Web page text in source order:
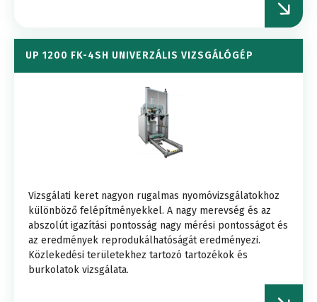
UP 1200 FK-4SH UNIVERZÁLIS VIZSGÁLÓGÉP
Vizsgálati keret nagyon rugalmas nyomóvizsgálatokhoz
különböző felépítményekkel. A nagy merevség és az
abszolút igazítási pontosság nagy mérési pontosságot és
az eredmények reprodukálhatóságát eredményezi.
Közlekedési területekhez tartozó tartozékok és
burkolatok vizsgálata.